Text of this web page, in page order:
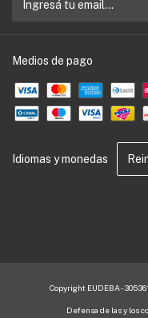
Medios de pago
Idiomas y monedas
Copyright EUDEBA -
Defensa de las y los